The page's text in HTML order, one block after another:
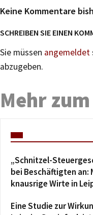
Keine Kommentare
SCHREIBEN SIE EINEN
Sie müssen angemeldet
abzugeben.
Mehr
„Schnitzel-
bei Beschäftigten an:
knausrige Wirte in
Eine Studie zur